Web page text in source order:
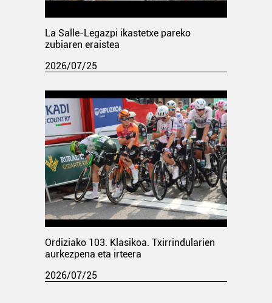
La Salle-Legazpi ikastetxe pareko
zubiaren eraistea
2026/07/25
Ordiziako 103. Klasikoa. Txirrindularien
aurkezpena eta irteera
2026/07/25